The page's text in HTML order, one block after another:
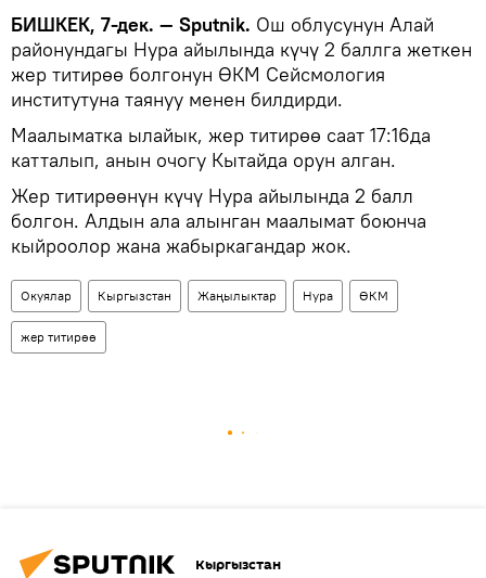
БИШКЕК, 7-дек. — Sputnik. Ош облусунун Алай
районундагы Нура айылында күчү 2 баллга жеткен
жер титирөө болгонун ӨКМ Сейсмология
институтуна таянуу менен билдирди.
Маалыматка ылайык, жер титирөө саат 17:16да
катталып, анын очогу Кытайда орун алган.
Жер титирөөнүн күчү Нура айылында 2 балл
болгон. Алдын ала алынган маалымат боюнча
кыйроолор жана жабыркагандар жок.
Окуялар Кыргызстан Жаңылыктар Нура ӨКМ
жер титирөө
Кыргызстан